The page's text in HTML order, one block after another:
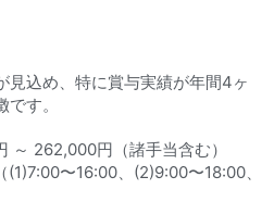
見込め、特に賞与実績が年間4ヶ
す。
～ 262,000円（諸手当含む）
〜16:00、(2)9:00〜18:00、